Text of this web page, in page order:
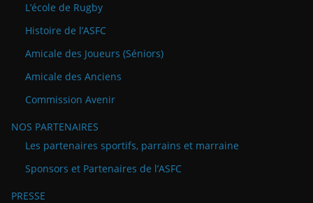
L’école de Rugby
Histoire de l’ASFC
Amicale des Joueurs (Séniors)
Amicale des Anciens
Commission Avenir
NOS PARTENAIRES
Les partenaires sportifs, parrains et marraine
Sponsors et Partenaires de l’ASFC
PRESSE